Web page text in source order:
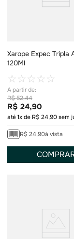
Xarope Expec Tripla
120Ml
☆☆☆☆☆
R$52,44
R$ 24,90
até1x de R$24,90sem
R$ 24,90à vista